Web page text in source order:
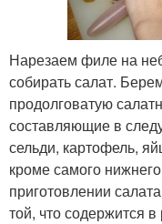
Нарезаем филе на
собирать салат.
продолговатую
составляющие в
сельди, картофель,
кроме самого
приготовлении
той, что содержится